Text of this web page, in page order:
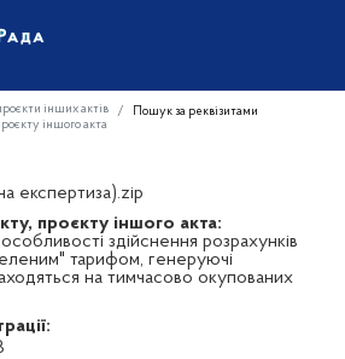
інших актів
Пошук за реквізитами
іншого акта
експертиза).zip
проєкту іншого акта:
здійснення розрахунків
тарифом, генеруючі
на тимчасово окупованих